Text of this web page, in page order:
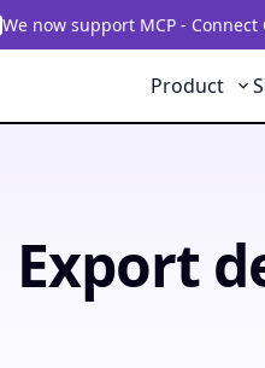
We now support MCP -
Product
Export